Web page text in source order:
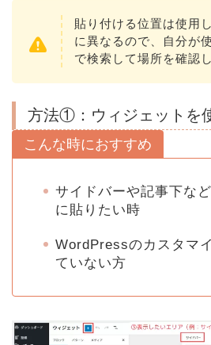
貼り付ける位置は使用
に異なるので、自分が
で検索して場所を確認
方法①：ウィジェットを
こんな時におすすめ
サイドバーや記事下な
に貼りたい時
WordPressのカスタマ
ていない方